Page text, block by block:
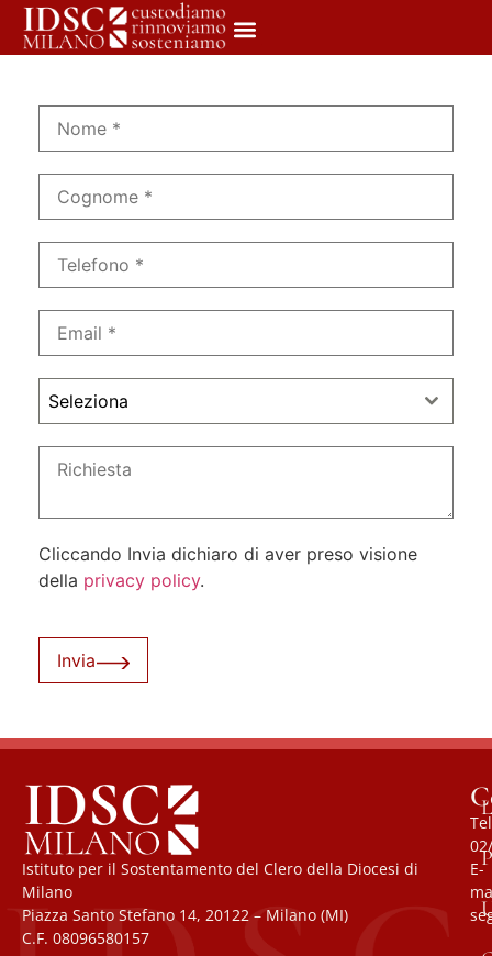
Seleziona
Cliccando Invia dichiaro di aver preso visione
della privacy policy.
Invia
Istituto per il Sostentamento del Clero della Diocesi di
Milano
Piazza Santo Stefano 14, 20122 – Milano (MI)
C.F. 08096580157
E-